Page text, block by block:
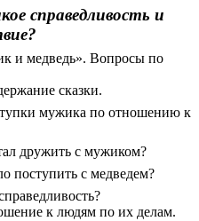
справедливость и
медведь». Вопросы по
сказки.
мужика по отношению к
дружить с мужиком?
с медведем?
к людям по их делам.